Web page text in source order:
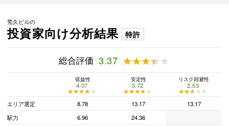
荒久ビルの
投資家向け分析結果 特許
総合評価 3.37 ★★★★★
★★★★★
収益性
4.07
★★★★★
★★★★★
安定性
3.72
★★★★★
★★★★★
リスク回避性
2.53
★★★★★
★★★★★
エリア選定
8.78 13.17
13.17
駅力
6.96
24.36